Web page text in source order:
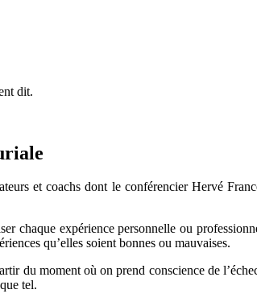
dit.
et coachs dont le conférencier Hervé
chaque expérience personnelle ou
qu’elles soient bonnes ou mauvaises.
du moment où on prend conscience de
tel.